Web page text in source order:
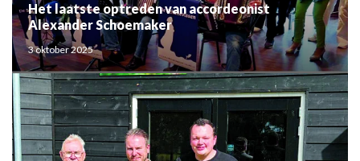
Het laatste optreden van accordeonist
Alexander Schoemaker
3 oktober 2025